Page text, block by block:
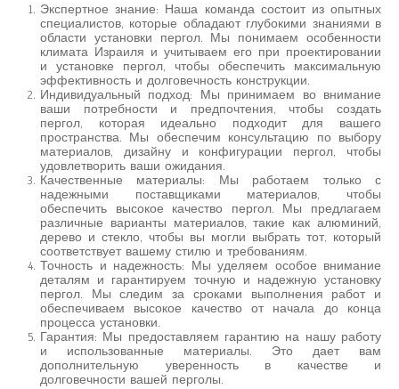
Экспертное знание: Наша команда состоит из опытных
специалистов, которые обладают глубокими знаниями в
области установки пергол. Мы понимаем особенности
климата Израиля и учитываем его при проектировании
и установке пергол, чтобы обеспечить максимальную
эффективность и долговечность конструкции.
Индивидуальный подход: Мы принимаем во внимание
ваши потребности и предпочтения, чтобы создать
пергол, которая идеально подходит для вашего
пространства. Мы обеспечим консультацию по выбору
материалов, дизайну и конфигурации пергол, чтобы
удовлетворить ваши ожидания.
Качественные материалы: Мы работаем только с
надежными поставщиками материалов, чтобы
обеспечить высокое качество пергол. Мы предлагаем
различные варианты материалов, такие как алюминий,
дерево и стекло, чтобы вы могли выбрать тот, который
соответствует вашему стилю и требованиям.
Точность и надежность: Мы уделяем особое внимание
деталям и гарантируем точную и надежную установку
пергол. Мы следим за сроками выполнения работ и
обеспечиваем высокое качество от начала до конца
процесса установки.
Гарантия: Мы предоставляем гарантию на нашу работу
и использованные материалы. Это дает вам
дополнительную уверенность в качестве и
долговечности вашей перголы.